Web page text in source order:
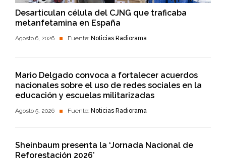
Desarticulan célula del CJNG que traficaba
metanfetamina en España
Agosto 6, 2026 Fuente: Noticias Radiorama
Mario Delgado convoca a fortalecer acuerdos
nacionales sobre el uso de redes sociales en la
educación y escuelas militarizadas
Agosto 5, 2026 Fuente: Noticias Radiorama
Sheinbaum presenta la ‘Jornada Nacional de
Reforestación 2026’